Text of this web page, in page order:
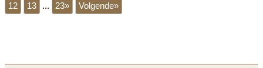
12 13 ... 23» Volgende»